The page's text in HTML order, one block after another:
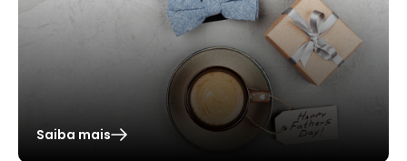
Saiba mais